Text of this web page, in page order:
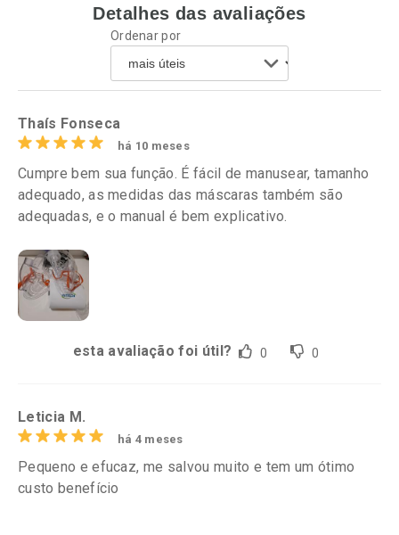
Detalhes das avaliações
Ordenar por
Thaís Fonseca
há 10 meses
Cumpre bem sua função. É fácil de manusear, tamanho
adequado, as medidas das máscaras também são
adequadas, e o manual é bem explicativo.
esta avaliação foi útil? 0 0
Leticia M.
há 4 meses
Pequeno e efucaz, me salvou muito e tem um ótimo
custo benefício